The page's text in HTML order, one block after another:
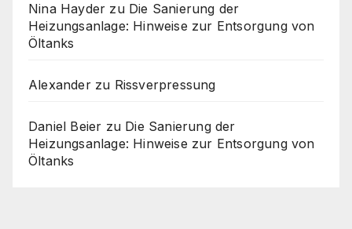
Nina Hayder zu Die Sanierung der
Heizungsanlage: Hinweise zur Entsorgung von
Öltanks
Alexanderzu Rissverpressung
Daniel Beier zu Die Sanierung der
Heizungsanlage: Hinweise zur Entsorgung von
Öltanks